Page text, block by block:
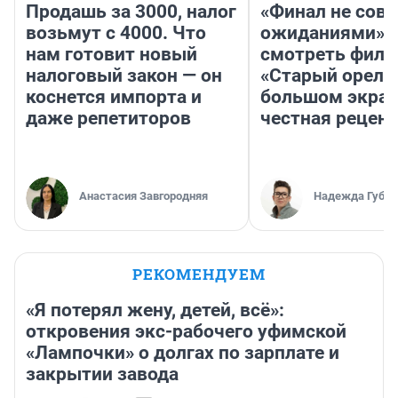
Продашь за 3000, налог
возьмут с 4000. Что
нам готовит новый
налоговый закон — он
коснется импорта и
даже репетиторов
Анастасия Завгородняя
«Финал не
ожиданиями»:
смотреть
«Старый орел»
большом
честная
Надежда
РЕКОМЕНДУЕМ
«Я потерял жену, детей, всё»:
откровения экс-рабочего уфимской
«Лампочки» о долгах по зарплате и
закрытии завода